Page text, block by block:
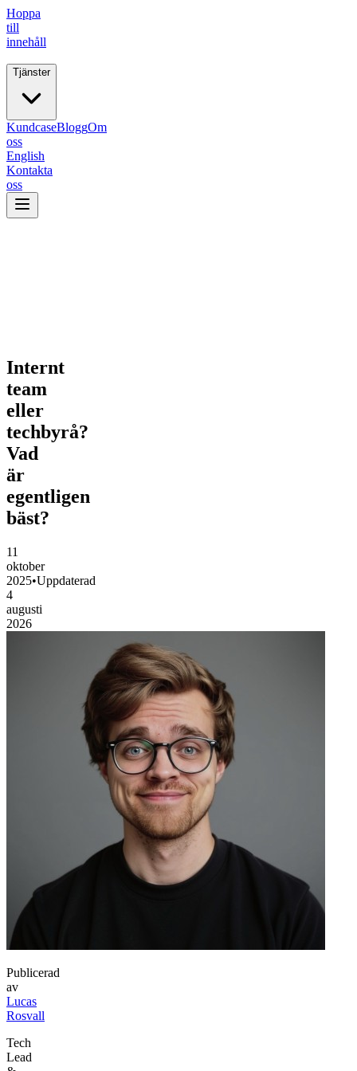
Hoppa
till
innehåll
Fiive.
Tjänster
KundcaseBloggOm
oss
English
Kontakta
oss
Internt
team
eller
techbyrå?
Vad
är
egentligen
bäst?
11
oktober
2025•Uppdaterad
4
augusti
2026
Publicerad
av
Lucas
Rosvall
Tech
Lead